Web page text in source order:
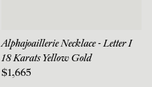
Alphajoaillerie Necklace - Letter I
18 Karats Yellow Gold
$1,665